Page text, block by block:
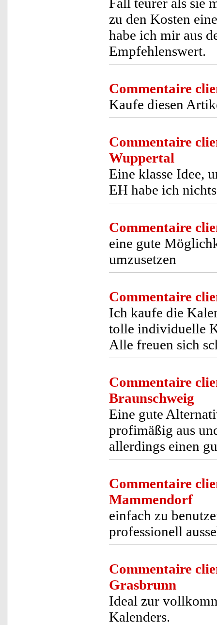
zu den Kosten
habe ich mir aus
Empfehlenswert.
Commentaire
Kaufe diesen
Commentaire
Wuppertal
Eine klasse Idee,
EH habe ich
Commentaire
eine gute
umzusetzen
Commentaire
Ich kaufe die
tolle individuelle
Alle freuen sich
Commentaire
Braunschweig
Eine gute
profimäßig aus
allerdings einen
Commentaire
Mammendorf
einfach zu
professionell
Commentaire
Grasbrunn
Ideal zur
Kalenders.